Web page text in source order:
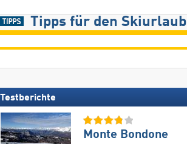
Tipps für den Skiurlaub
Testberichte
Monte Bondone